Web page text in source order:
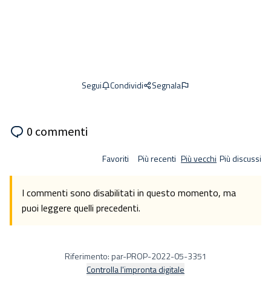
Segui Condividi Segnala
0 commenti
Favoriti Più recenti Più vecchi Più discussi
I commenti sono disabilitati in questo momento, ma
puoi leggere quelli precedenti.
Riferimento: par-PROP-2022-05-3351
Controlla l'impronta digitale